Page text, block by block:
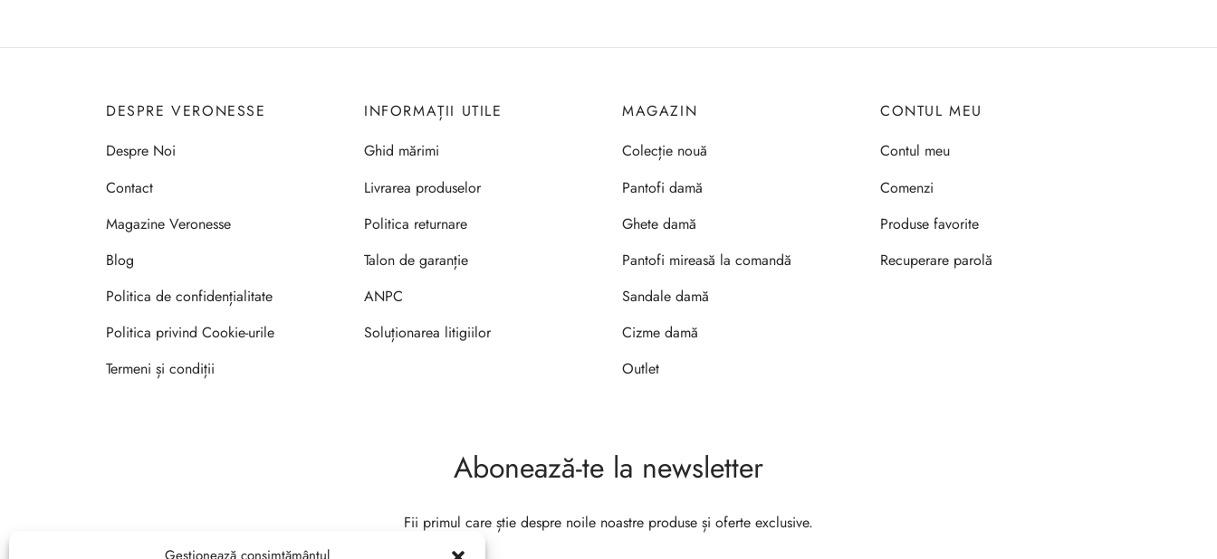
DESPRE VERONESSE
Despre Noi
Contact
Magazine Veronesse
Blog
Politica de confidențialitate
Politica privind Cookie-urile
Termeni și condiții
INFORMAȚII UTILE
Ghid mărimi
Livrarea produselor
Politica returnare
Talon de garanție
ANPC
Soluționarea litigiilor
MAGAZIN
Colecție nouă
Pantofi damă
Ghete damă
Pantofi mireasă la comandă
Sandale damă
Cizme damă
Outlet
CONTUL MEU
Contul meu
Comenzi
Produse favorite
Recuperare parolă
Abonează-te la newsletter
Fii primul care știe despre noile noastre produse și oferte exclusive.